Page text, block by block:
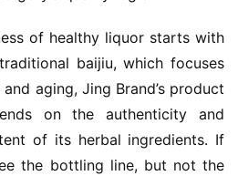
of healthy liquor starts with
baijiu, which focuses
aging, Jing Brand’s product
on the authenticity and
of its herbal ingredients. If
the bottling line, but not the